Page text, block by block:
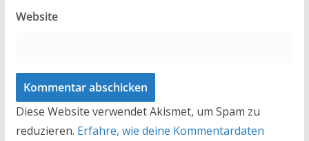
Website
Diese Website verwendet Akismet, um Spam zu
reduzieren. Erfahre, wie deine Kommentardaten